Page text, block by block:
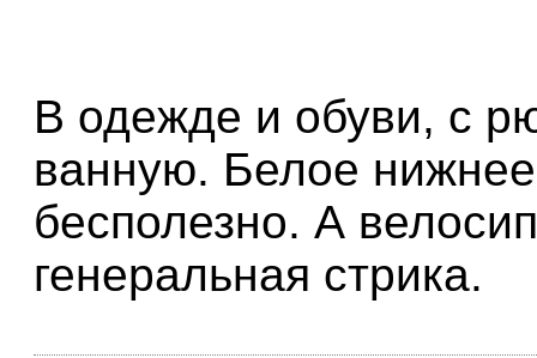
В одежде и обуви, с
ванную. Белое
бесполезно. А
генеральная стрика.